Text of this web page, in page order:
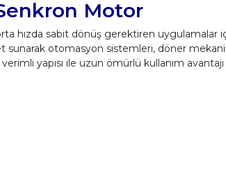
Motor
hızda sabit dönüş gerektiren uygulamalar
sunarak otomasyon sistemleri, döner
yapısı ile uzun ömürlü kullanım avantajı